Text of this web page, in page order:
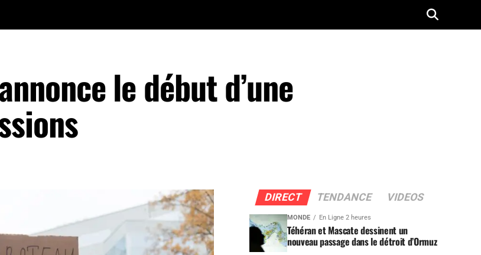
le début d’une
DIRECT TENDANCE VIDEOS
MONDE En Ligne 2 heures
Téhéran et Mascate dessinent un
nouveau passage dans le détroit d’Ormuz